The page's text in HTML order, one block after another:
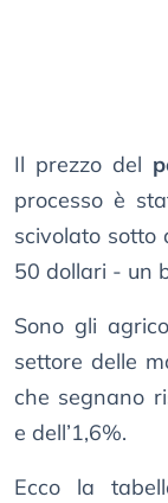
Il prezzo del
processo è
scivolato sotto
50 dollari - un
Sono gli
settore delle
che segnano
e dell’1,6%.
Ecco la